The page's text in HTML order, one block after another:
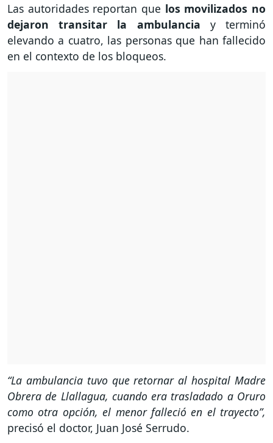
Las autoridades reportan que los movilizados no
dejaron transitar la ambulancia y terminó
elevando a cuatro, las personas que han fallecido
en el contexto de los bloqueos.
“La ambulancia tuvo que retornar al hospital Madre
Obrera de Llallagua, cuando era trasladado a Oruro
como otra opción, el menor falleció en el trayecto”,
precisó el doctor, Juan José Serrudo.